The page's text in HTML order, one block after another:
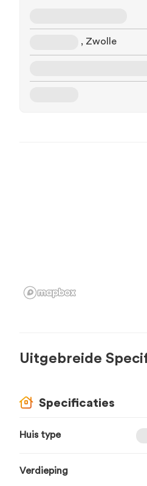
, Zwolle
Uitgebreide
Specificaties
Huis type
Verdieping